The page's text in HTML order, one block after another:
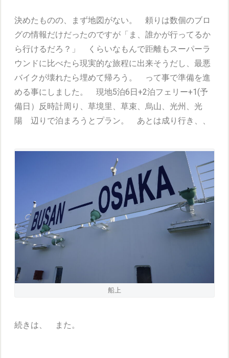
決めたものの、まず地図がない。 頼りは数個のブロ
グの情報だけだったのですが「ま、誰かが行ってるか
ら行けるだろ？」 くらいなもんで距離もスーパーラ
ウンドに比べたら現実的な旅程に出来そうだし、最悪
バイクが壊れたら埋めて帰ろう。 って事で準備を進
める事にしました。 現地5泊6日+2泊フェリー+1(予
備日）反時計周り、草境里、草束、烏山、光州、光
陽 辺りで泊まろうとプラン。 あとは成り行き、、
船上
続きは、 また。